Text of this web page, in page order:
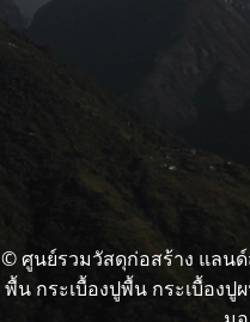
© ศูนย์รวมวัสดุก่อสร้าง แลน
พื้น กระเบื้องปูพื้น กระเบื้อง